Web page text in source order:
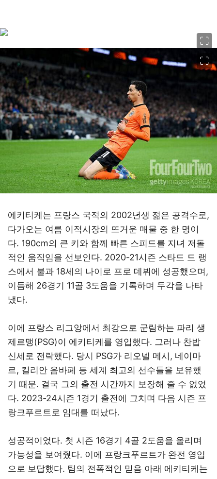
에키티케는 프랑스 국적의 2002년생 젊은 공격수로,
다가오는 여름 이적시장의 뜨거운 매물 중 한 명이
다. 190cm의 큰 키와 함께 빠른 스피드를 지녀 저돌
적인 움직임을 선보인다. 2020-21시즌 스타드 드 랭
스에서 불과 18세의 나이로 프로 데뷔에 성공했으며,
이듬해 26경기 11골 3도움을 기록하며 두각을 나타
냈다.
이에 프랑스 리그앙에서 최강으로 군림하는 파리 생
제르맹(PSG)이 에키티케를 영입했다. 그러나 찬밥
신세로 전락했다. 당시 PSG가 리오넬 메시, 네이마
르, 킬리안 음바페 등 세계 최고의 선수들을 보유했
기 때문. 결국 그의 출전 시간까지 보장해 줄 수 없었
다. 2023-24시즌 1경기 출전에 그치며 다음 시즌 프
랑크푸르트로 임대를 떠났다.
성공적이었다. 첫 시즌 16경기 4골 2도움을 올리며
가능성을 보여줬다. 이에 프랑크푸르트가 완전 영입
으로 보답했다. 팀의 전폭적인 믿음 아래 에키티케는